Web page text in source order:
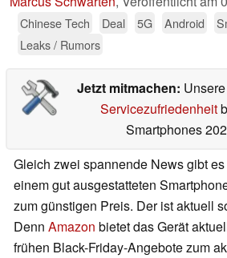
Chinese Tech Deal 5G Android
Leaks / Rumors
Jetzt mitmachen:
Servicezufriedenheit
Smartphones
Gleich zwei spannende News gibt
einem gut ausgestatteten
zum günstigen Preis. Der ist aktuell
Denn Amazon bietet das Gerät
frühen Black-Friday-Angebote zum